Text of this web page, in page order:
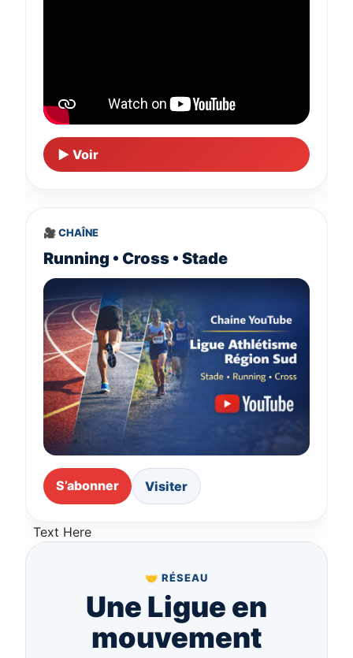
▶ Voir
🎥 CHAÎNE
Running • Cross • Stade
S’abonner Visiter
Text Here
🤝 RÉSEAU
Une Ligue en
mouvement